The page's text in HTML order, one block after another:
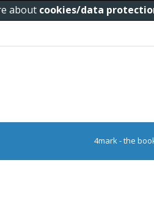
about cookies/data
4mark - the